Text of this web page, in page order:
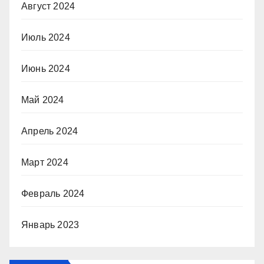
Август 2024
Июль 2024
Июнь 2024
Май 2024
Апрель 2024
Март 2024
Февраль 2024
Январь 2023